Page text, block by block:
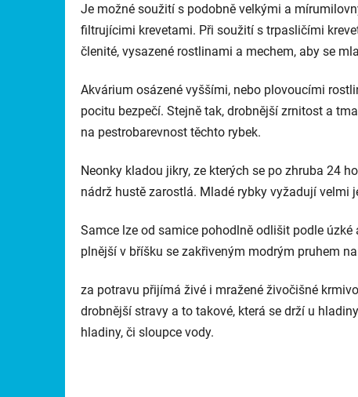
Je možné soužití s podobně velkými a
filtrujícimi krevetami. Při soužití s ​​trpasličími
členité, vysazené rostlinami a mechem, aby se
Akvárium osázené vyššími, nebo plovoucími
pocitu bezpečí. Stejně tak, drobnější zrnitost a
na pestrobarevnost těchto rybek.
Neonky kladou jikry, ze kterých se po zhruba 24
nádrž hustě zarostlá. Mladé rybky vyžadují velmi
Samce lze od samice pohodlně odlišit podle
plnější v bříšku se zakřiveným modrým pruhem
za potravu přijímá živé i mražené živočišné
drobnější stravy a to takové, která se drží u
hladiny, či sloupce vody.